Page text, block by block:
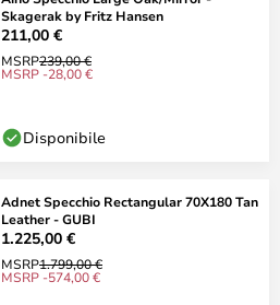
Skagerak by Fritz Hansen
211,00 €
MSRP239,00 €
MSRP -28,00 €
Disponibile
Adnet Specchio Rectangular 70X180 Tan
Leather - GUBI
1.225,00 €
MSRP1.799,00 €
MSRP -574,00 €